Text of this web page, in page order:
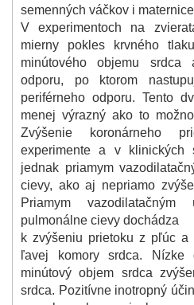
semenných váčkov i
V experimentoch na
mierny pokles krvného
minútového objemu srdca
odporu, po ktorom
periférneho odporu. Tento
menej výrazný ako to
Zvýšenie koronárneho
experimente a v klinických
jednak priamym
cievy, ako aj nepriamo
Priamym
pulmonálne cievy dochádza
k zvýšeniu prietoku z pľúc a
ľavej komory srdca. Nízke
minútový objem srdca
srdca. Pozitívne inotropný